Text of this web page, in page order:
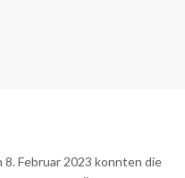
Februar 2023 konnten die